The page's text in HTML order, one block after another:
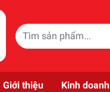
Giới thiệu Kinh doanh